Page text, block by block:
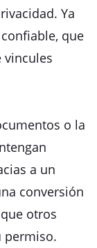
Ya
que
vincules
o la
a un
conversión
otros
permiso.